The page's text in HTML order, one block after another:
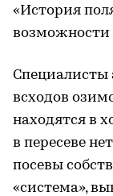
«История
возможности
Специалисты
всходов
находятся в
в пересеве
посевы
«система»,